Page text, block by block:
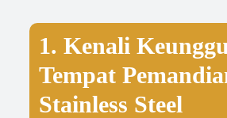
1. Kenali
Tempat
Stainless Steel